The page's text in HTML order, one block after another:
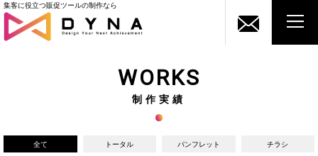
集客に役立つ販促ツールの制作なら
WORKS
制作実績
全て トータル パンフレット チラシ